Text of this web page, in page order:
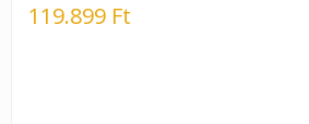
119.899 Ft